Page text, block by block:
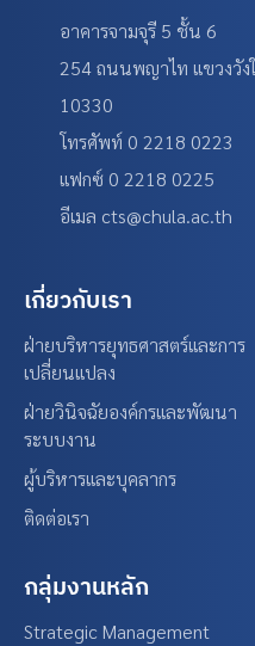
อาคารจามจุรี 5 ชั้น 6
254 ถนนพญาไท แขวงวัง
10330
โทรศัพท์ 0 2218 0223
แฟกซ์ 0 2218 0225
อีเมล cts@chula.ac.th
เกี่ยวกับเรา
ฝ่ายบริหารยุทธศาสตร์และการ
เปลี่ยนแปลง
ฝ่ายวินิจฉัยองค์กรและพัฒนา
ระบบงาน
ผู้บริหารและบุคลากร
ติดต่อเรา
กลุ่มงานหลัก
Strategic Management